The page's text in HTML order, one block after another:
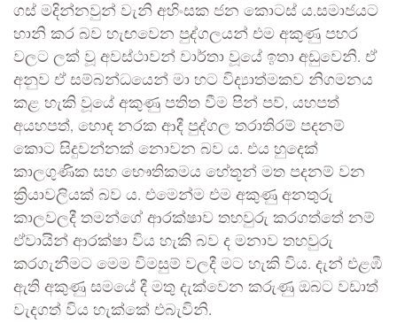
ගස් මදින්නවුන් වැනි අහිංසක ජන කොටස් ය.සමාජයට
හානි කර බව හැඟවෙන පුද්ගලයන් එම අකුණු පහර
වලට ලක් වූ අවස්ථාවන් වාර්තා වූයේ ඉතා අඩුවෙනි. ඒ
අනුව ඒ සම්බන්ධයෙන් මා හට විද්‍යාත්මකව නිගමනය
කළ හැකි වූයේ අකුණු පතිත වීම පින් පව්, යහපත්
අයහපත්, හොඳ නරක ආදී පුද්ගල තරාතිරම් පදනම්
කොට සිදුවන්නක් නොවන බව ය. එය හුදෙක්
කාලගුණික සහ භෞතිකමය හේතූන් මත පදනම් වන
ක්‍රියාවලියක් බව ය. එමෙන්ම එම අකුණු අනතුරු
කාලවලදී තමන්ගේ ආරක්ෂාව තහවුරු කරගත්තේ නම්
ඒවායින් ආරක්ෂා විය හැකි බව ද මනාව තහවුරු
කරගැනීමට මෙම විමසුම් වලදී මට හැකි විය. දැන් එළඹී
ඇති අකුණු සමයේ දී මතු දැක්වෙන කරුණු ඔබට වඩාත්
වැදගත් විය හැක්කේ එබැවිනි.